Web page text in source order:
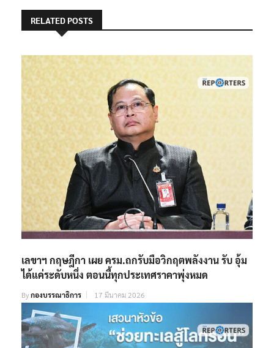
RELATED POSTS
เลขาฯ กฤษฎีกา เผย ครม.ถกรับมือวิกฤตพลังงาน รับ อุ้ม
ได้แค่ระดับหนึ่ง ตอนนี้ทุกประเทศราคาพุ่งหมด
Byกองบรรณาธิการ 17 มีนาคม 2026